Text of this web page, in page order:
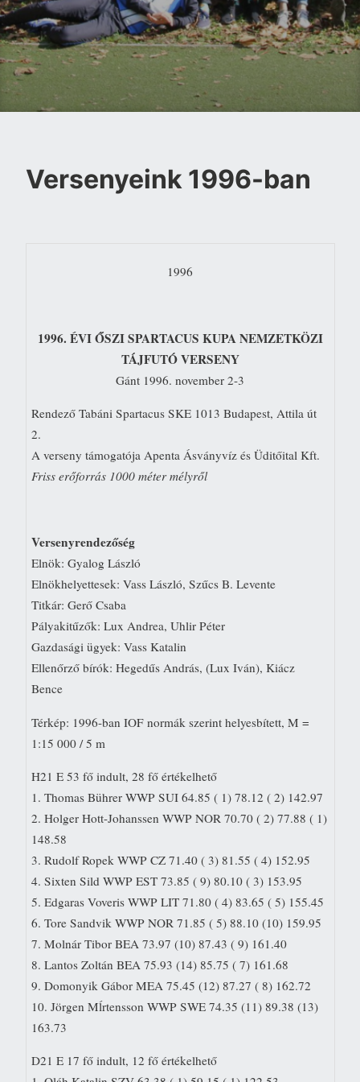
Versenyeink 1996-ban
1996
1996. ÉVI ŐSZI SPARTACUS KUPA NEMZETKÖZI
TÁJFUTÓ VERSENY
Gánt 1996. november 2-3
Rendező Tabáni Spartacus SKE 1013 Budapest, Attila út
2.
A verseny támogatója Apenta Ásványvíz és Üditőital Kft.
Friss erőforrás 1000 méter mélyről
Versenyrendezőség
Elnök: Gyalog László
Elnökhelyettesek: Vass László, Szűcs B. Levente
Titkár: Gerő Csaba
Pályakitűzők: Lux Andrea, Uhlir Péter
Gazdasági ügyek: Vass Katalin
Ellenőrző bírók: Hegedűs András, (Lux Iván), Kiácz
Bence
Térkép: 1996-ban IOF normák szerint helyesbített, M =
1:15 000 / 5 m
H21 E 53 fő indult, 28 fő értékelhető
1. Thomas Bührer WWP SUI 64.85 ( 1) 78.12 ( 2) 142.97
2. Holger Hott-Johanssen WWP NOR 70.70 ( 2) 77.88 ( 1)
148.58
3. Rudolf Ropek WWP CZ 71.40 ( 3) 81.55 ( 4) 152.95
4. Sixten Sild WWP EST 73.85 ( 9) 80.10 ( 3) 153.95
5. Edgaras Voveris WWP LIT 71.80 ( 4) 83.65 ( 5) 155.45
6. Tore Sandvik WWP NOR 71.85 ( 5) 88.10 (10) 159.95
7. Molnár Tibor BEA 73.97 (10) 87.43 ( 9) 161.40
8. Lantos Zoltán BEA 75.93 (14) 85.75 ( 7) 161.68
9. Domonyik Gábor MEA 75.45 (12) 87.27 ( 8) 162.72
10. Jörgen Mĺrtensson WWP SWE 74.35 (11) 89.38 (13)
163.73
D21 E 17 fő indult, 12 fő értékelhető